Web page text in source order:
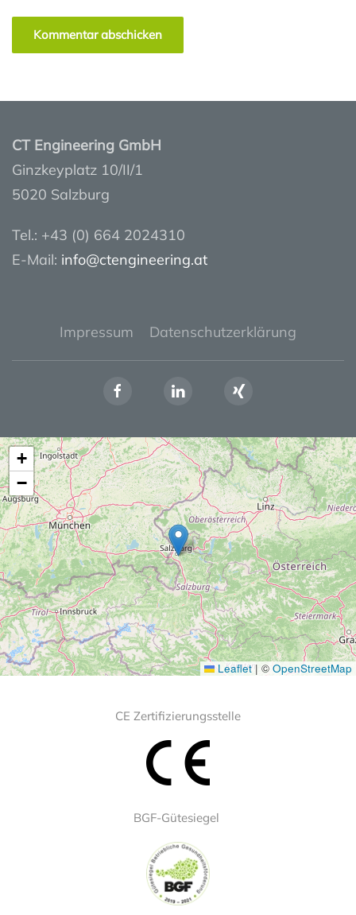
Kommentar abschicken
CT Engineering GmbH
Ginzkeyplatz 10/II/1
5020 Salzburg
Tel.: +43 (0) 664 2024310
E-Mail: info@ctengineering.at
Impressum Datenschutzerklärung
+
−
Leaflet | © OpenStreetMap
CE Zertifizierungsstelle
BGF-Gütesiegel